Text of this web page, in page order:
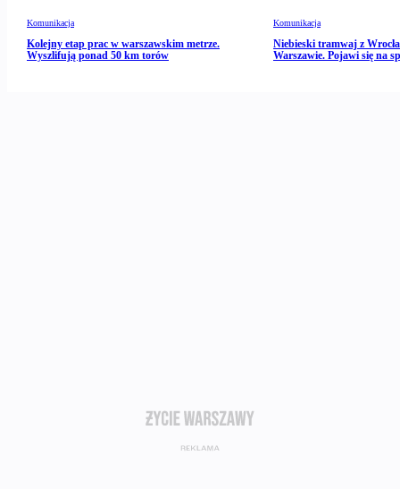
Komunikacja
Kolejny etap prac w warszawskim metrze.
Wyszlifują ponad 50 km torów
Komunikacja
Niebieski tramwaj z
Warszawie. Pojawi się na